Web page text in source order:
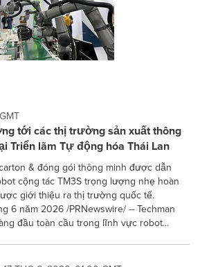
tới các thị trường sản xuất thông
Triển lãm Tự động hóa Thái Lan
& đóng gói thông minh được dẫn
cộng tác TM3S trọng lượng nhẹ hoàn
giới thiệu ra thị trường quốc tế.
6 năm 2026 /PRNewswire/ -- Techman
đầu toàn cầu trong lĩnh vực robot...